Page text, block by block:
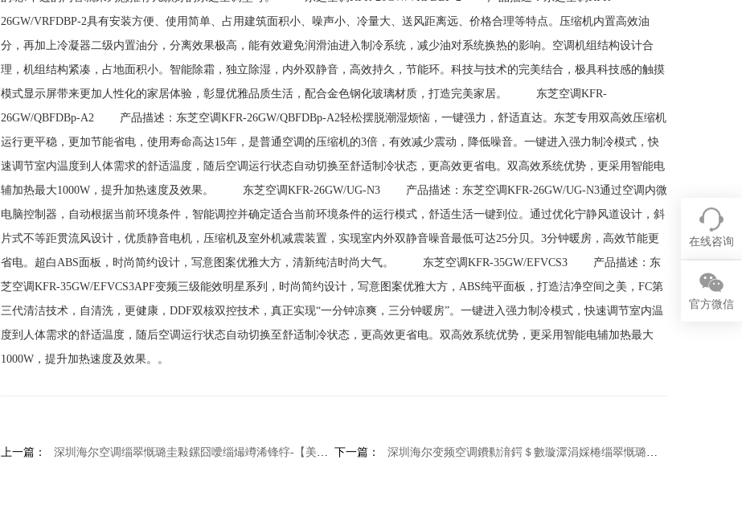
26GW/VRFDBP-2具有安装方便、使用简单、占用建筑面积小、噪声小、冷量大、送风距离远、价格合理等特点。压缩机内置高效油
分，再加上冷凝器二级内置油分，分离效果极高，能有效避免润滑油进入制冷系统，减少油对系统换热的影响。空调机组结构设计合
理，机组结构紧凑，占地面积小。智能除霜，独立除湿，内外双静音，高效持久，节能环。科技与技术的完美结合，极具科技感的触摸
模式显示屏带来更加人性化的家居体验，彰显优雅品质生活，配合金色钢化玻璃材质，打造完美家居。 东芝空调KFR-
26GW/QBFDBp-A2 产品描述：东芝空调KFR-26GW/QBFDBp-A2轻松摆脱潮湿烦恼，一键强力，舒适直达。东芝专用双高效压缩机
运行更平稳，更加节能省电，使用寿命高达15年，是普通空调的压缩机的3倍，有效减少震动，降低噪音。一键进入强力制冷模式，快
速调节室内温度到人体需求的舒适温度，随后空调运行状态自动切换至舒适制冷状态，更高效更省电。双高效系统优势，更采用智能电
辅加热最大1000W，提升加热速度及效果。 东芝空调KFR-26GW/UG-N3 产品描述：东芝空调KFR-26GW/UG-N3通过空调内微
电脑控制器，自动根据当前环境条件，智能调控并确定适合当前环境条件的运行模式，舒适生活一键到位。通过优化宁静风道设计，斜
片式不等距贯流风设计，优质静音电机，压缩机及室外机减震装置，实现室内外双静音噪音最低可达25分贝。3分钟暖房，高效节能更
省电。超白ABS面板，时尚简约设计，写意图案优雅大方，清新纯洁时尚大气。 东芝空调KFR-35GW/EFVCS3 产品描述：东
芝空调KFR-35GW/EFVCS3APF变频三级能效明星系列，时尚简约设计，写意图案优雅大方，ABS纯平面板，打造洁净空间之美，FC第
三代清洁技术，自清洗，更健康，DDF双核双控技术，真正实现“一分钟凉爽，三分钟暖房”。一键进入强力制冷模式，快速调节室内温
度到人体需求的舒适温度，随后空调运行状态自动切换至舒适制冷状态，更高效更省电。双高效系统优势，更采用智能电辅加热最大
1000W，提升加热速度及效果。。
上一篇： 深圳海尔空调缁翠慨璐圭敤鏍囧噯缁熶竴浠锋牸-【美的移动空调】美的移动空调怎么样 下一篇： 深圳海尔变频空调鐨勬湇鍔＄數璇潀涓婇棬缁翠慨璐圭敤|空调自动开机故障
在线咨询
官方微信